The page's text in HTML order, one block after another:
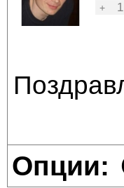
+
1
Опции: